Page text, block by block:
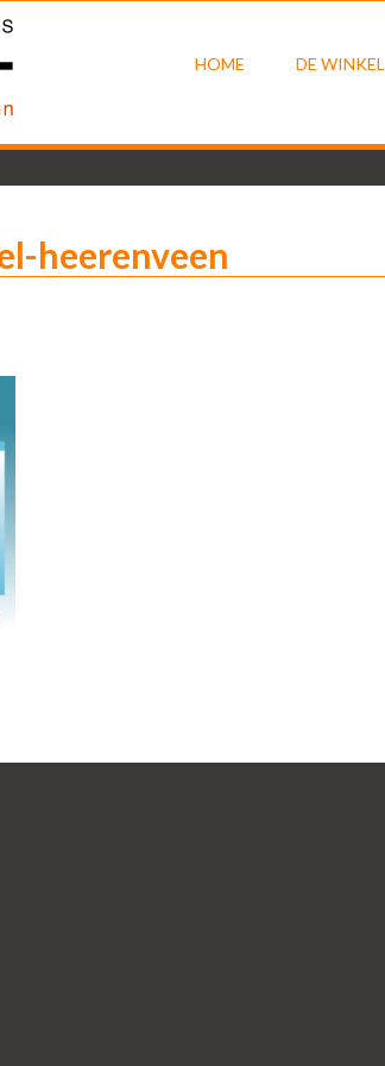
HOME DE WINKEL
heerenveen